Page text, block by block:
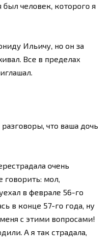
был человек, которого я
Ильичу, но он за
Все в пределах
что ваша дочь
очень
говорить: мол,
в феврале 56-го
в конце 57-го года, ну
с этими вопросами!
А я так страдала,